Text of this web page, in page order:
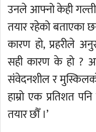
उनले आफ्नो केही गल्ती
तयार रहेको बताएका
कारण हो, प्रहरीले
सही कारण के हो ?
संवेदनशील र
हाम्रो एक प्रतिशत
तयार छौँ ।’